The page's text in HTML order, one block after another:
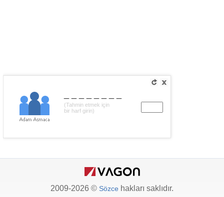
(Tahmin etmek için
bir harf girin)
2009-2026 © Sözce hakları saklıdır.